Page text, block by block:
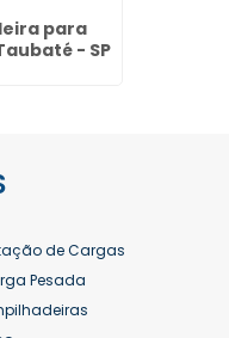
para
- SP
de Cargas
Pesada